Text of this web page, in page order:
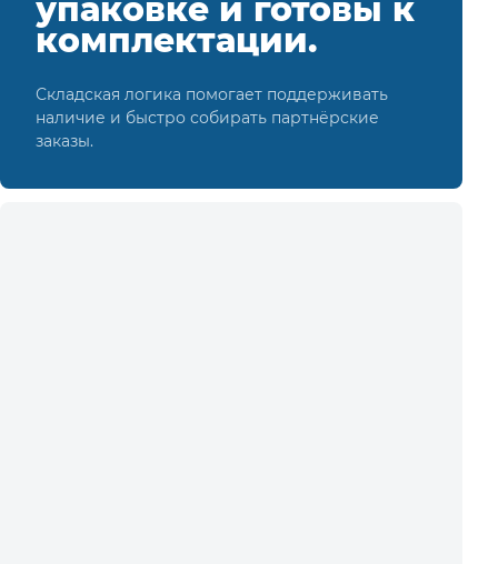
упаковке и готовы к
комплектации.
Складская логика помогает поддерживать
наличие и быстро собирать партнёрские
заказы.